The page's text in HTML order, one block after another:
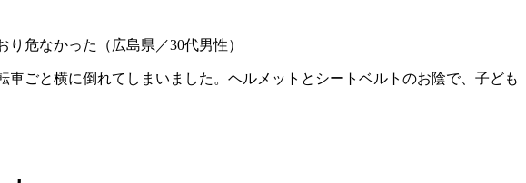
危なかった（広島県／30代男性）
ごと横に倒れてしまいました。ヘルメットとシートベルトのお陰で、子ども